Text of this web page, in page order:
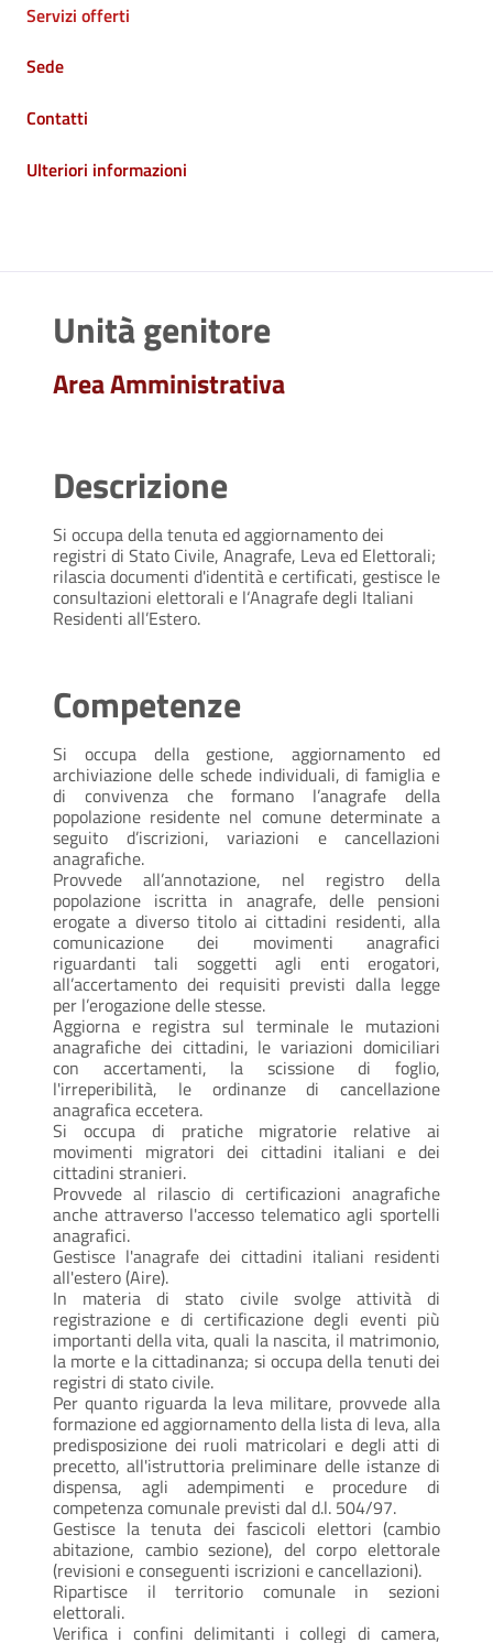
Servizi offerti
Sede
Contatti
Ulteriori informazioni
Unità genitore
Area Amministrativa
Descrizione
Si occupa della tenuta ed aggiornamento dei
registri di Stato Civile, Anagrafe, Leva ed Elettorali;
rilascia documenti d'identità e certificati, gestisce le
consultazioni elettorali e l‘Anagrafe degli Italiani
Residenti all’Estero.
Competenze
Si occupa della gestione, aggiornamento ed
archiviazione delle schede individuali, di famiglia e
di convivenza che formano l’anagrafe della
popolazione residente nel comune determinate a
seguito d’iscrizioni, variazioni e cancellazioni
anagrafiche.
Provvede all’annotazione, nel registro della
popolazione iscritta in anagrafe, delle pensioni
erogate a diverso titolo ai cittadini residenti, alla
comunicazione dei movimenti anagrafici
riguardanti tali soggetti agli enti erogatori,
all’accertamento dei requisiti previsti dalla legge
per l’erogazione delle stesse.
Aggiorna e registra sul terminale le mutazioni
anagrafiche dei cittadini, le variazioni domiciliari
con accertamenti, la scissione di foglio,
l'irreperibilità, le ordinanze di cancellazione
anagrafica eccetera.
Si occupa di pratiche migratorie relative ai
movimenti migratori dei cittadini italiani e dei
cittadini stranieri.
Provvede al rilascio di certificazioni anagrafiche
anche attraverso l'accesso telematico agli sportelli
anagrafici.
Gestisce l'anagrafe dei cittadini italiani residenti
all'estero (Aire).
In materia di stato civile svolge attività di
registrazione e di certificazione degli eventi più
importanti della vita, quali la nascita, il matrimonio,
la morte e la cittadinanza; si occupa della tenuti dei
registri di stato civile.
Per quanto riguarda la leva militare, provvede alla
formazione ed aggiornamento della lista di leva, alla
predisposizione dei ruoli matricolari e degli atti di
precetto, all'istruttoria preliminare delle istanze di
dispensa, agli adempimenti e procedure di
competenza comunale previsti dal d.l. 504/97.
Gestisce la tenuta dei fascicoli elettori (cambio
abitazione, cambio sezione), del corpo elettorale
(revisioni e conseguenti iscrizioni e cancellazioni).
Ripartisce il territorio comunale in sezioni
elettorali.
Verifica i confini delimitanti i collegi di camera,